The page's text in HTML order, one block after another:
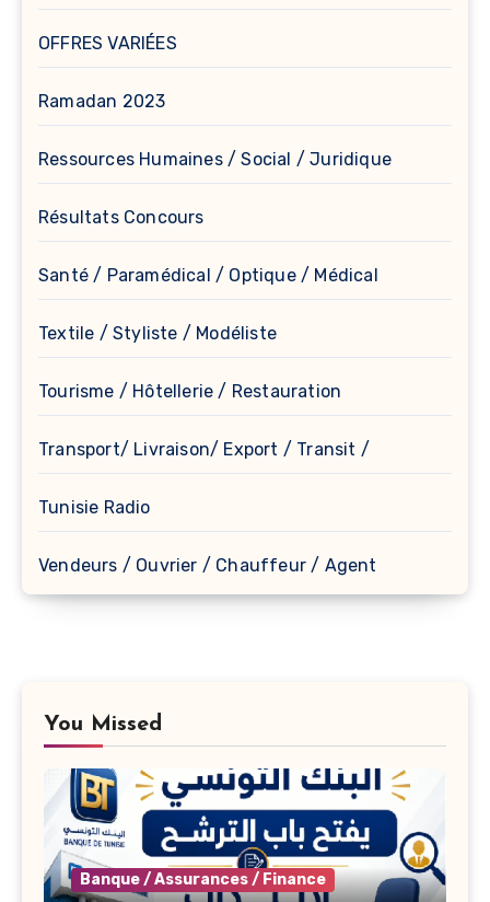
OFFRES VARIÉES
Ramadan 2023
Ressources Humaines / Social / Juridique
Résultats Concours
Santé / Paramédical / Optique / Médical
Textile / Styliste / Modéliste
Tourisme / Hôtellerie / Restauration
Transport/ Livraison/ Export / Transit /
Tunisie Radio
Vendeurs / Ouvrier / Chauffeur / Agent
You Missed
Banque / Assurances / Finance